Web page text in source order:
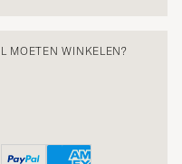
MOETEN WINKELEN?